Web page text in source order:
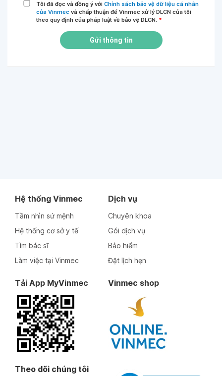
Tôi đã đọc và đồng ý với Chính sách bảo vệ dữ liệu cá nhân
của Vinmec và chấp thuận để Vinmec xử lý DLCN của tôi
theo quy định của pháp luật về bảo vệ DLCN. *
Gửi thông tin
Hệ thống Vinmec
Tầm nhìn sứ mệnh
Hệ thống cơ sở y tế
Tìm bác sĩ
Làm việc tại Vinmec
Dịch vụ
Chuyên khoa
Gói dịch vụ
Bảo hiểm
Đặt lịch hẹn
Tải App MyVinmec Vinmec shop
Theo dõi chúng tôi